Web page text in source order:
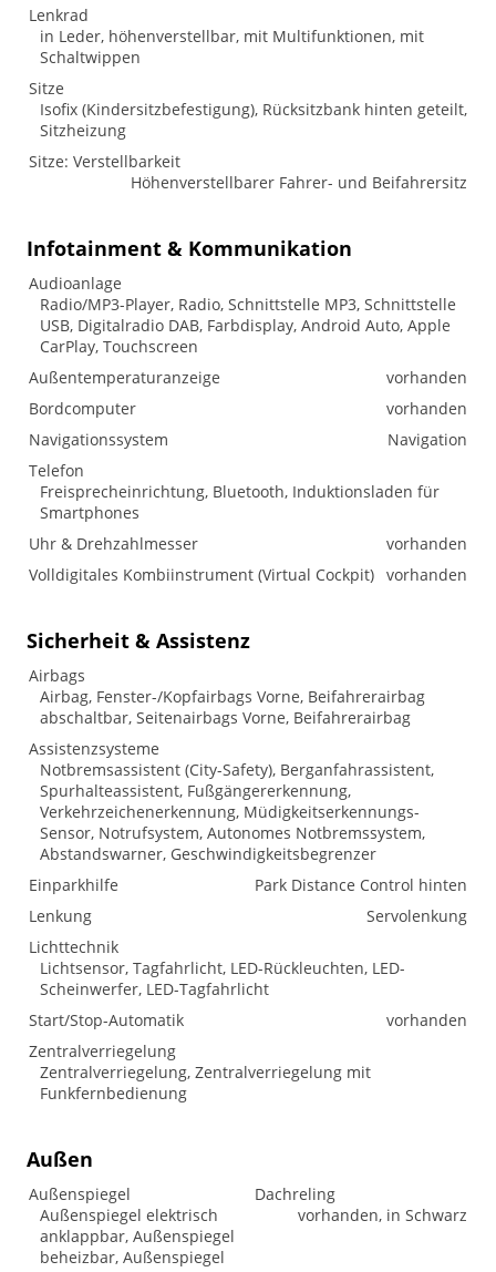
Lenkrad
in Leder, höhenverstellbar, mit Multifunktionen, mit
Schaltwippen
Sitze
Isofix (Kindersitzbefestigung), Rücksitzbank hinten geteilt,
Sitzheizung
Sitze: Verstellbarkeit
Höhenverstellbarer Fahrer- und Beifahrersitz
Infotainment & Kommunikation
Audioanlage
Radio/MP3-Player, Radio, Schnittstelle MP3, Schnittstelle
USB, Digitalradio DAB, Farbdisplay, Android Auto, Apple
CarPlay, Touchscreen
Außentemperaturanzeige
vorhanden
Bordcomputer
vorhanden
Navigationssystem
Navigation
Telefon
Freisprecheinrichtung, Bluetooth, Induktionsladen für
Smartphones
Uhr & Drehzahlmesser
vorhanden
Volldigitales Kombiinstrument (Virtual Cockpit) vorhanden
Sicherheit & Assistenz
Airbags
Airbag, Fenster-/Kopfairbags Vorne, Beifahrerairbag
abschaltbar, Seitenairbags Vorne, Beifahrerairbag
Assistenzsysteme
Notbremsassistent (City-Safety), Berganfahrassistent,
Spurhalteassistent, Fußgängererkennung,
Verkehrzeichenerkennung, Müdigkeitserkennungs-
Sensor, Notrufsystem, Autonomes Notbremssystem,
Abstandswarner, Geschwindigkeitsbegrenzer
Einparkhilfe
Park Distance Control hinten
Lenkung
Servolenkung
Lichttechnik
Lichtsensor, Tagfahrlicht, LED-Rückleuchten, LED-
Scheinwerfer, LED-Tagfahrlicht
Start/Stop-Automatik
vorhanden
Zentralverriegelung
Zentralverriegelung, Zentralverriegelung mit
Funkfernbedienung
Außen
Außenspiegel
Außenspiegel elektrisch
anklappbar, Außenspiegel
beheizbar, Außenspiegel
Dachreling
vorhanden, in Schwarz